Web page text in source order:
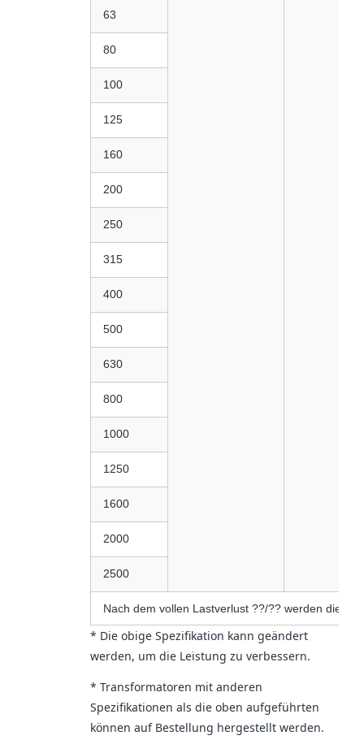
63
80
100
125
160
200
250
315
400
500
630
800
1000
1250
1600
2000
2500
Nach dem vollen Lastverlust ??/?? werden die
* Die obige Spezifikation kann geändert
werden, um die Leistung zu verbessern.
* Transformatoren mit anderen
Spezifikationen als die oben aufgeführten
können auf Bestellung hergestellt werden.